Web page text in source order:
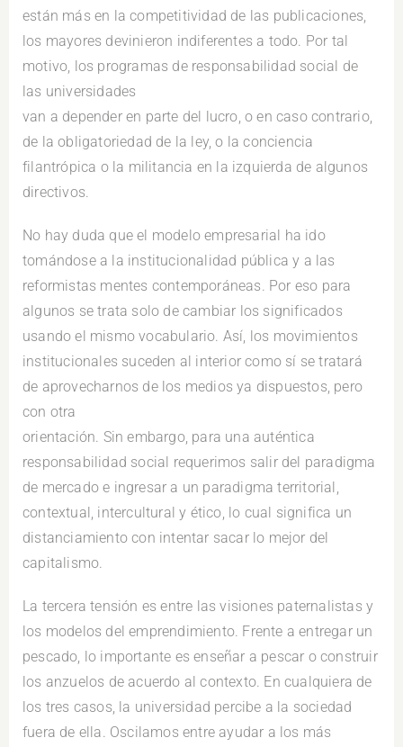
están más en la competitividad de las publicaciones,
los mayores devinieron indiferentes a todo. Por tal
motivo, los programas de responsabilidad social de
las universidades
van a depender en parte del lucro, o en caso contrario,
de la obligatoriedad de la ley, o la conciencia
filantrópica o la militancia en la izquierda de algunos
directivos.
No hay duda que el modelo empresarial ha ido
tomándose a la institucionalidad pública y a las
reformistas mentes contemporáneas. Por eso para
algunos se trata solo de cambiar los significados
usando el mismo vocabulario. Así, los movimientos
institucionales suceden al interior como sí se tratará
de aprovecharnos de los medios ya dispuestos, pero
con otra
orientación. Sin embargo, para una auténtica
responsabilidad social requerimos salir del paradigma
de mercado e ingresar a un paradigma territorial,
contextual, intercultural y ético, lo cual significa un
distanciamiento con intentar sacar lo mejor del
capitalismo.
La tercera tensión es entre las visiones paternalistas y
los modelos del emprendimiento. Frente a entregar un
pescado, lo importante es enseñar a pescar o construir
los anzuelos de acuerdo al contexto. En cualquiera de
los tres casos, la universidad percibe a la sociedad
fuera de ella. Oscilamos entre ayudar a los más